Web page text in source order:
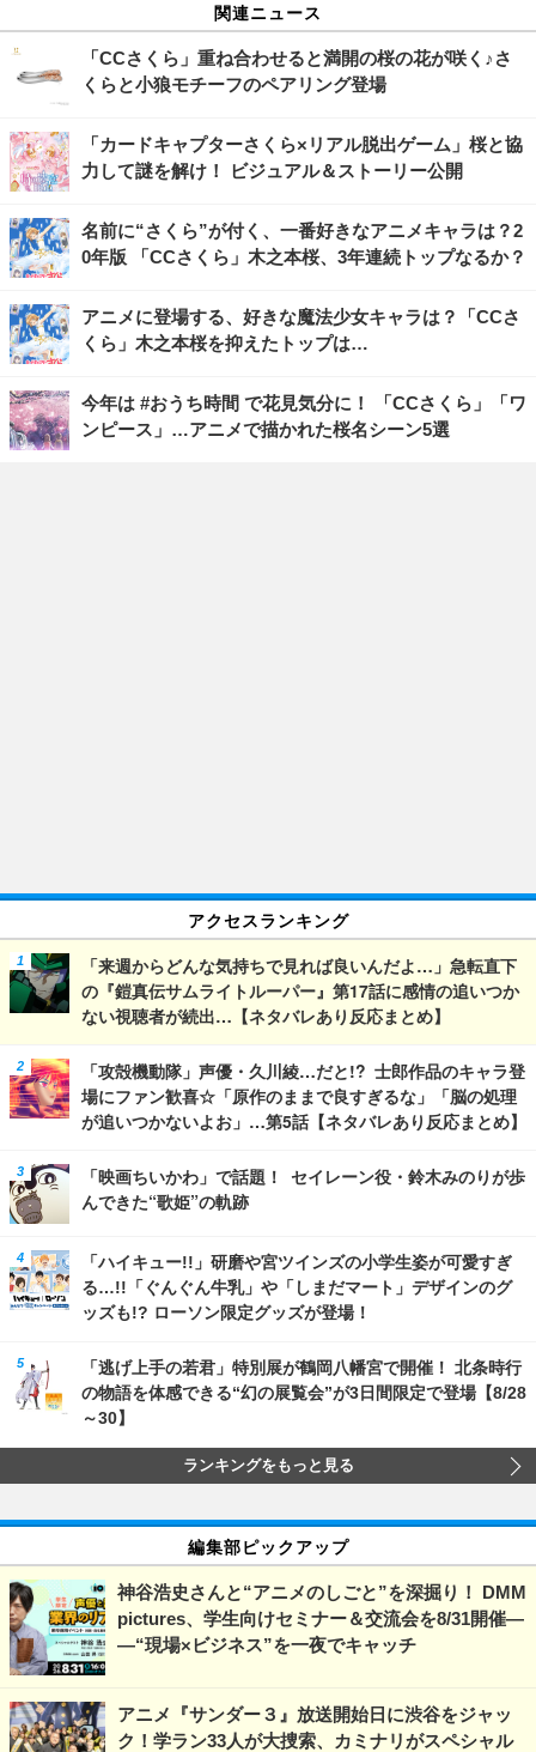
関連ニュース
「CCさくら」重ね合わせると満開の桜の花が咲く♪さ
くらと小狼モチーフのペアリング登場
「カードキャプターさくら×リアル脱出ゲーム」桜と協
力して謎を解け！ ビジュアル＆ストーリー公開
名前に“さくら”が付く、一番好きなアニメキャラは？2
0年版 「CCさくら」木之本桜、3年連続トップなるか？
アニメに登場する、好きな魔法少女キャラは？「CCさ
くら」木之本桜を抑えたトップは…
今年は #おうち時間 で花見気分に！ 「CCさくら」「ワ
ンピース」…アニメで描かれた桜名シーン5選
アクセスランキング
「来週からどんな気持ちで見れば良いんだよ…」急転直下
の『鎧真伝サムライトルーパー』第17話に感情の追いつか
ない視聴者が続出…【ネタバレあり反応まとめ】
「攻殻機動隊」声優・久川綾…だと!? 士郎作品のキャラ登
場にファン歓喜☆「原作のままで良すぎるな」「脳の処理
が追いつかないよお」…第5話【ネタバレあり反応まとめ】
「映画ちいかわ」で話題！ セイレーン役・鈴木みのりが歩
んできた“歌姫”の軌跡
「ハイキュー!!」研磨や宮ツインズの小学生姿が可愛すぎ
る…!!「ぐんぐん牛乳」や「しまだマート」デザインのグ
ッズも!? ローソン限定グッズが登場！
「逃げ上手の若君」特別展が鶴岡八幡宮で開催！ 北条時行
の物語を体感できる“幻の展覧会”が3日間限定で登場【8/28
～30】
ランキングをもっと見る
編集部ピックアップ
神谷浩史さんと“アニメのしごと”を深掘り！ DMM
pictures、学生向けセミナー＆交流会を8/31開催―
―“現場×ビジネス”を一夜でキャッチ
アニメ『サンダー３』放送開始日に渋谷をジャッ
ク！学ラン33人が大捜索、カミナリがスペシャル